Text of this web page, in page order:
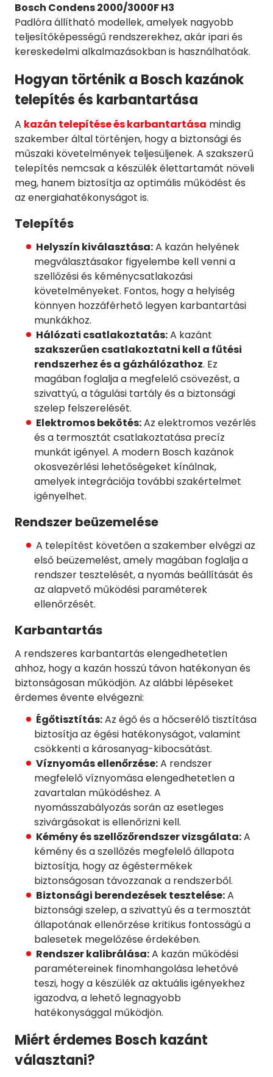
Bosch Condens 2000/3000F H3
Padlóra állítható modellek, amelyek nagyobb
teljesítőképességű rendszerekhez, akár ipari és
kereskedelmi alkalmazásokban is használhatóak.
Hogyan történik a Bosch kazánok
telepítés és karbantartása
A kazán telepítése és karbantartása mindig
szakember által történjen, hogy a biztonsági és
műszaki követelmények teljesüljenek. A szakszerű
telepítés nemcsak a készülék élettartamát növeli
meg, hanem biztosítja az optimális működést és
az energiahatékonyságot is.
Telepítés
Helyszín kiválasztása:A kazán helyének
megválasztásakor figyelembe kell venni a
szellőzési és kéménycsatlakozási
követelményeket. Fontos, hogy a helyiség
könnyen hozzáférhető legyen karbantartási
munkákhoz.
Hálózati csatlakoztatás:A kazánt
szakszerűen csatlakoztatni kell a fűtési
rendszerhez és a gázhálózathoz. Ez
magában foglalja a megfelelő csövezést, a
szivattyú, a tágulási tartály és a biztonsági
szelep felszerelését.
Elektromos bekötés:Az elektromos vezérlés
és a termosztát csatlakoztatása precíz
munkát igényel. A modern Bosch kazánok
okosvezérlési lehetőségeket kínálnak,
amelyek integrációja további szakértelmet
igényelhet.
Rendszer beüzemelése
A telepítést követően a szakember elvégzi az
első beüzemelést, amely magában foglalja a
rendszer tesztelését, a nyomás beállítását és
az alapvető működési paraméterek
ellenőrzését.
Karbantartás
A rendszeres karbantartás elengedhetetlen
ahhoz, hogy a kazán hosszú távon hatékonyan és
biztonságosan működjön. Az alábbi lépéseket
érdemes évente elvégezni:
Égőtisztítás:Az égő és a hőcserélő tisztítása
biztosítja az égési hatékonyságot, valamint
csökkenti a károsanyag-kibocsátást.
Víznyomás ellenőrzése:A rendszer
megfelelő víznyomása elengedhetetlen a
zavartalan működéshez. A
nyomásszabályozás során az esetleges
szivárgásokat is ellenőrizni kell.
Kémény és szellőzőrendszer vizsgálata:A
kémény és a szellőzés megfelelő állapota
biztosítja, hogy az égéstermékek
biztonságosan távozzanak a rendszerből.
Biztonsági berendezések tesztelése:A
biztonsági szelep, a szivattyú és a termosztát
állapotának ellenőrzése kritikus fontosságú a
balesetek megelőzése érdekében.
Rendszer kalibrálása:A kazán működési
paramétereinek finomhangolása lehetővé
teszi, hogy a készülék az aktuális igényekhez
igazodva, a lehető legnagyobb
hatékonysággal működjön.
Miért érdemes Bosch kazánt
választani?